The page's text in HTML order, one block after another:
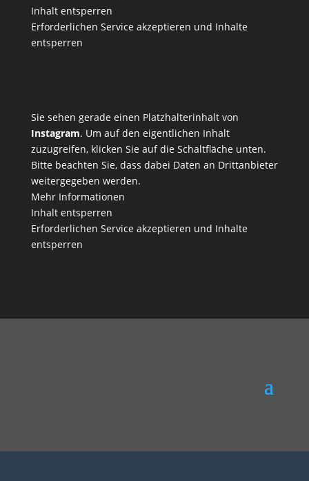
Inhalt entsperren
Erforderlichen Service akzeptieren und Inhalte
entsperren
Sie sehen gerade einen Platzhalterinhalt von
Instagram. Um auf den eigentlichen Inhalt
zuzugreifen, klicken Sie auf die Schaltfläche unten.
Bitte beachten Sie, dass dabei Daten an Drittanbieter
weitergegeben werden.
Mehr Informationen
Inhalt entsperren
Erforderlichen Service akzeptieren und Inhalte
entsperren